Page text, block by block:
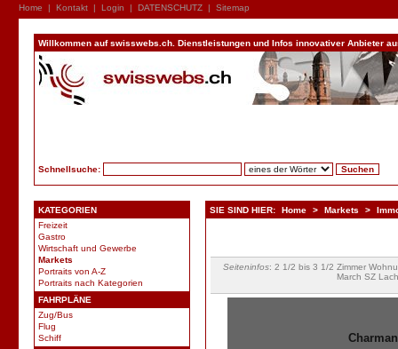
Home | Kontakt | Login | DATENSCHUTZ | Sitemap
Willkommen auf swisswebs.ch. Dienstleistungen und Infos innovativer Anbieter
Schnellsuche:
KATEGORIEN
Freizeit
Gastro
Wirtschaft und Gewerbe
Markets
Portraits von A-Z
Portraits nach Kategorien
FAHRPLÄNE
Zug/Bus
Flug
Schiff
SIE SIND HIER: Home > Markets >
Seiteninfos: 2 1/2 bis 3 1/2 Zimmer
March SZ